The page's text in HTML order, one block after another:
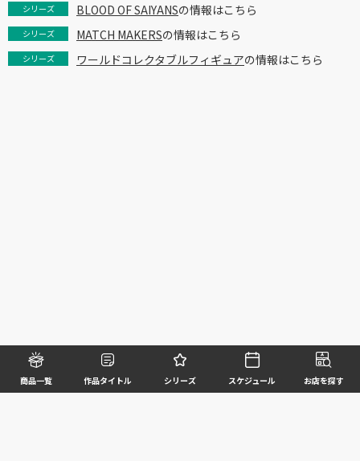
商品一覧 作品タイトル シリーズ スケジュール お店を探す
シリーズ BLOOD OF SAIYANSの情報はこちら
シリーズ MATCH MAKERSの情報はこちら
シリーズ ワールドコレクタブルフィギュアの情報はこちら